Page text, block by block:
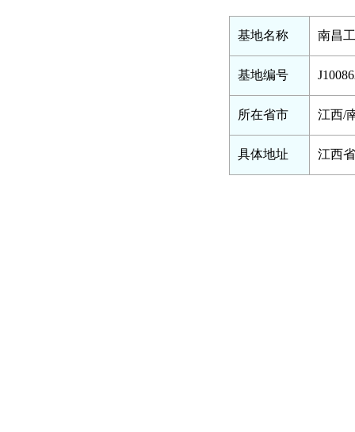
基地名称 南昌
基地编号
所在省市 江西/
具体地址 江西